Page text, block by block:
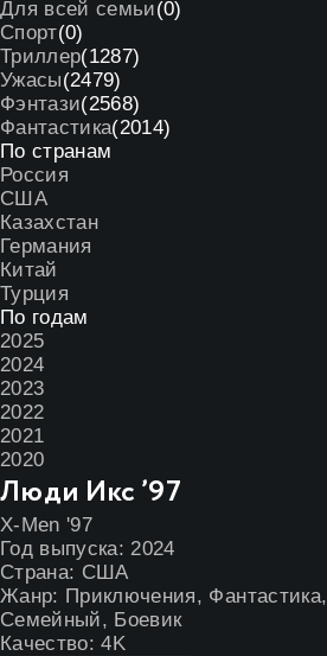
Для всей семьи(0)
Спорт(0)
Триллер(1287)
Ужасы(2479)
Фэнтази(2568)
Фантастика(2014)
По странам
Россия
США
Казахстан
Германия
Китай
Турция
По годам
2025
2024
2023
2022
2021
2020
Люди Икс ’97
X-Men '97
Год выпуска: 2024
Страна: США
Жанр: Приключения, Фантастика,
Семейный, Боевик
Качество: 4K